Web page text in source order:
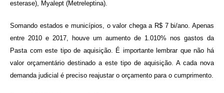
esterase), Myalept (Metreleptina).
Somando estados e municípios, o valor chega a R$ 7 bi/ano. Apenas
entre 2010 e 2017, houve um aumento de 1.010% nos gastos da
Pasta com este tipo de aquisição. É importante lembrar que não há
valor orçamentário destinado a este tipo de aquisição. A cada nova
demanda judicial é preciso reajustar o orçamento para o cumprimento.